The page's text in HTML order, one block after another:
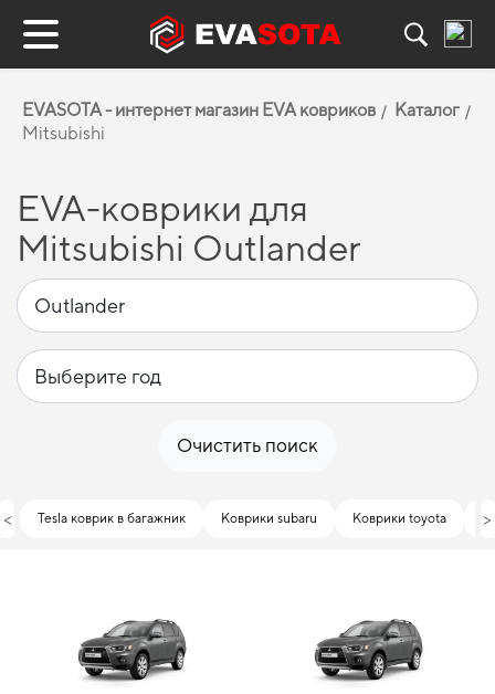
EVASOTA - интернет магазин EVA ковриков
Каталог
Mitsubishi
EVA-коврики для
Mitsubishi Outlander
Очистить поиск
< Tesla коврик в багажник Коврики subaru Коврики toyota >